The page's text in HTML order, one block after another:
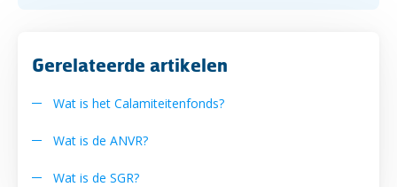
Gerelateerde artikelen
Wat is het Calamiteitenfonds?
Wat is de ANVR?
Wat is de SGR?